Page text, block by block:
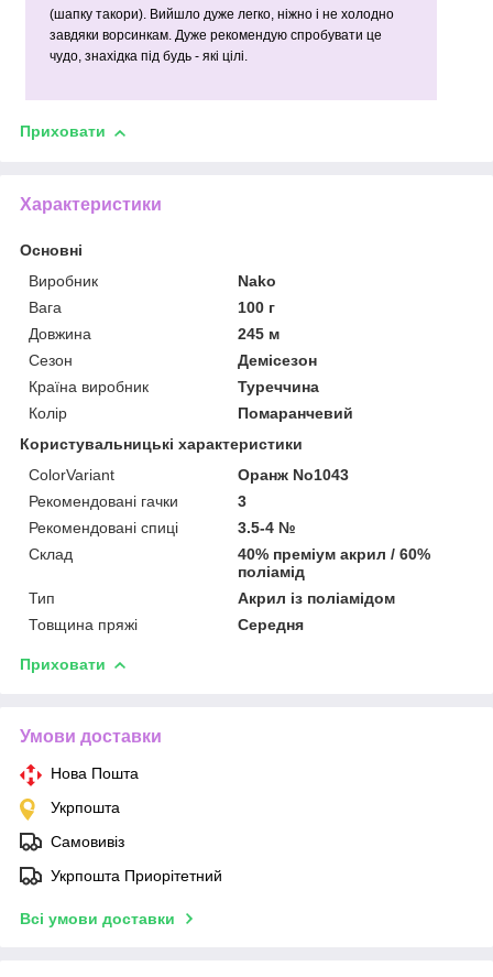
(шапку такори). Вийшло дуже легко, ніжно і не холодно
завдяки ворсинкам. Дуже рекомендую спробувати це
чудо, знахідка під будь - які цілі.
Приховати
Характеристики
Основні
Виробник
Nako
Вага
100 г
Довжина
245 м
Сезон
Демісезон
Країна виробник
Туреччина
Колір
Помаранчевий
Користувальницькі характеристики
ColorVariant
Оранж No1043
Рекомендовані гачки
3
Рекомендовані спиці
3.5-4 №
Склад
40% преміум акрил / 60%
поліамід
Тип
Акрил із поліамідом
Товщина пряжі
Середня
Приховати
Умови доставки
Нова Пошта
Укрпошта
Самовивіз
Укрпошта Приорітетний
Всі умови доставки